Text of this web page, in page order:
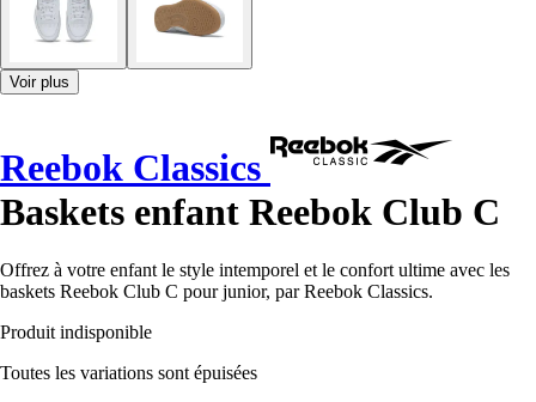
Voir plus
Reebok Classics
Baskets enfant Reebok Club C
Offrez à votre enfant le style intemporel et le confort ultime avec les
baskets Reebok Club C pour junior, par Reebok Classics.
Produit indisponible
Toutes les variations sont épuisées